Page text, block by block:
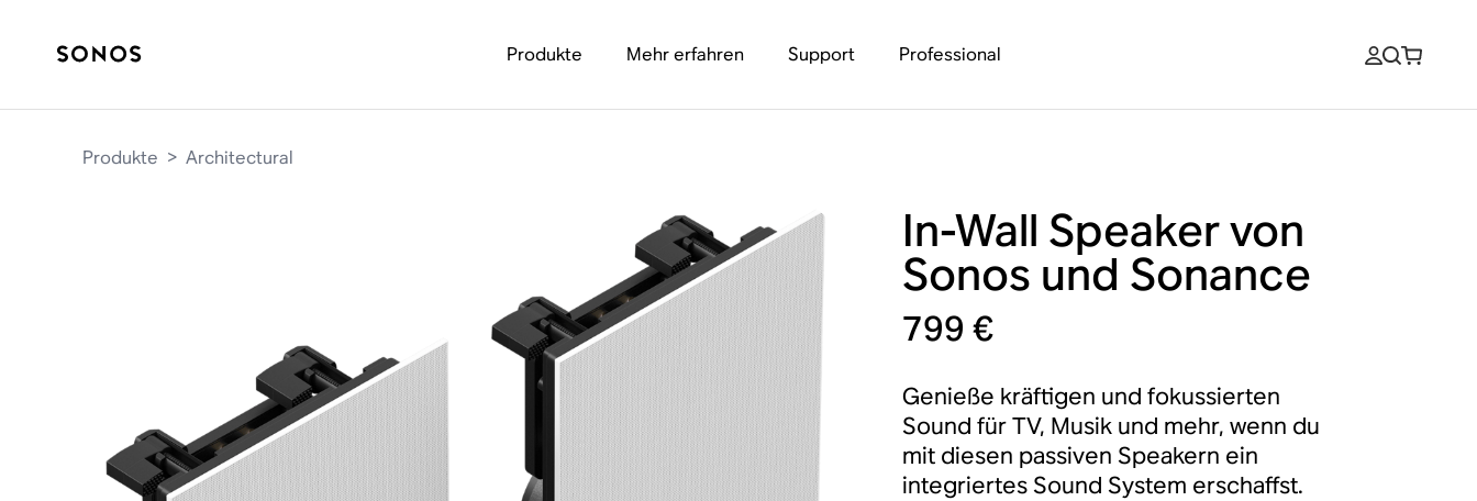
Produkte Mehr erfahren Support Professional
Produkte > Architectural
In-Wall Speaker von
Sonos und Sonance
799 €
Genieße kräftigen und fokussierten
Sound für TV, Musik und mehr, wenn du
mit diesen passiven Speakern ein
integriertes Sound System erschaffst.